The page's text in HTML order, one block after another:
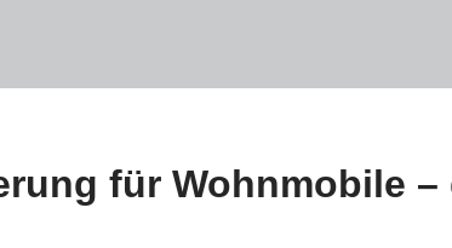
für Wohnmobile –